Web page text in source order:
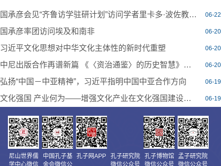
06-22
国承彦会见“齐鲁访学驻研计划”访问学者里卡多·波佐教授一行
06-20
国承彦率团访问埃及和南非
06-20
习近平文化思想对中华文化主体性的新时代重塑
06-20
中尼出版合作再谱新篇 《〈资治通鉴〉的历史智慧》版权输出尼泊尔
06-19
弘扬“中国－中亚精神”，习近平指明中国中亚合作方向
06-19
文化强国 产业何为——增强文化产业在文化强国建设中的创新创造活力
尼山世界儒
学中心微信
中国孔子基
金会微信公
孔子网APP
孔子研究院
微信公众号
孔子博物馆
微信公众号
孟子研究院
微信公众号